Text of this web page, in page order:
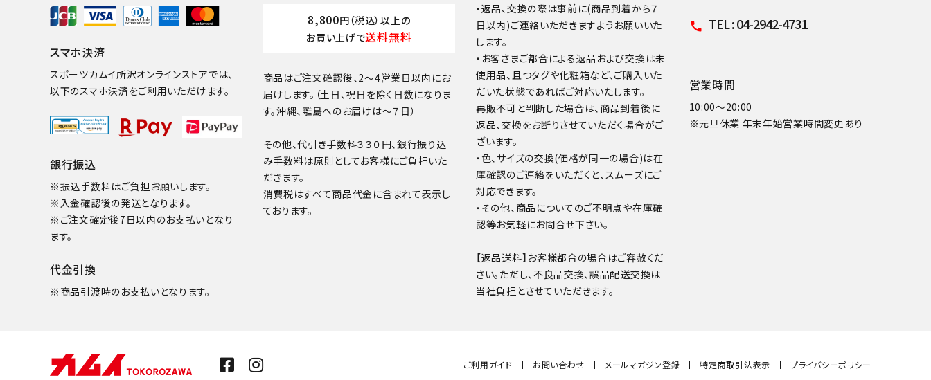
スマホ決済
スポーツカムイ所沢オンラインストアでは、
以下のスマホ決済をご利用いただけます。
銀行振込
※振込手数料はご負担お願いします。
※入金確認後の発送となります。
※ご注文確定後7日以内のお支払いとなり
ます。
代金引換
※商品引渡時のお支払いとなります。
8,800円（税込）以上の
お買い上げで送料無料
商品はご注文確認後、2～4営業日以内にお
届けします。（土日、祝日を除く日数になりま
す。沖縄、離島へのお届けは～７日）
その他、代引き手数料３３０円、銀行振り込
み手数料は原則としてお客様にご負担いた
だきます。
消費税はすべて商品代金に含まれて表示し
ております。
・返品、交換の際は事前に(商品到着から７
日以内)ご連絡いただきますようお願いいた
します。
・お客さまご都合による返品および交換は未
使用品、且つタグや化粧箱など、ご購入いた
だいた状態であればご対応いたします。
再販不可と判断した場合は、商品到着後に
返品、交換をお断りさせていただく場合がご
ざいます。
・色、サイズの交換(価格が同一の場合)は在
庫確認のご連絡をいただくと、スムーズにご
対応できます。
・その他、商品についてのご不明点や在庫確
認等お気軽にお問合せ下さい。
【返品送料】お客様都合の場合はご容赦くだ
さい。ただし、不良品交換、誤品配送交換は
当社負担とさせていただきます。
call TEL : 04-2942-4731
営業時間
10:00～20:00
※元旦休業 年末年始営業時間変更あり
ご利用ガイド お問い合わせ メールマガジン登録 特定商取引法表示 プライバシーポリシー